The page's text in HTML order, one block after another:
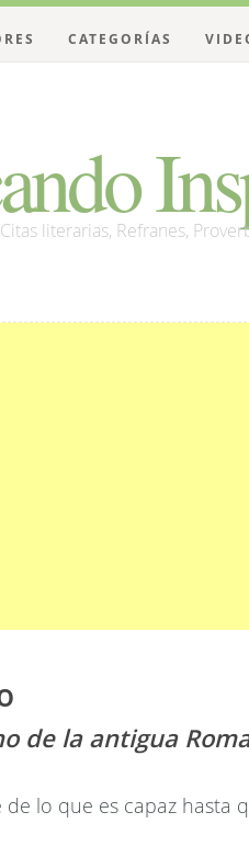
literarias, Refranes,
CATEGORÍAS
de la antigua
de lo que es capaz hasta